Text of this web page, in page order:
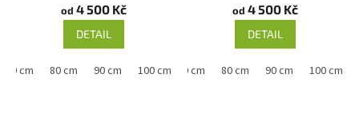
od 4 500 Kč
DETAIL
70 cm 80 cm 90 cm 100 cm
od 4 500 Kč
DETAIL
60 cm 70 cm 80 cm 90 cm 100 cm